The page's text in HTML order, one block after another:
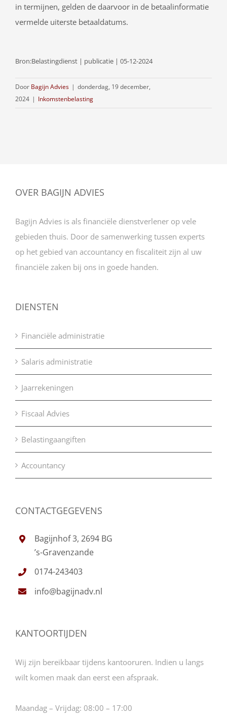
in termijnen, gelden de daarvoor in de betaalinformatie
vermelde uiterste betaaldatums.
Bron:Belastingdienst | publicatie | 05-12-2024
Door Bagijn Advies | donderdag, 19 december,
2024 | Inkomstenbelasting
OVER BAGIJN ADVIES
Bagijn Advies is als financiële dienstverlener op vele
gebieden thuis. Door de samenwerking tussen experts
op het gebied van accountancy en fiscaliteit zijn al uw
financiële zaken bij ons in goede handen.
DIENSTEN
Financiële administratie
Salaris administratie
Jaarrekeningen
Fiscaal Advies
Belastingaangiften
Accountancy
CONTACTGEGEVENS
Bagijnhof 3, 2694 BG
’s-Gravenzande
0174-243403
info@bagijnadv.nl
KANTOORTIJDEN
Wij zijn bereikbaar tijdens kantooruren. Indien u langs
wilt komen maak dan eerst een afspraak.
Maandag – Vrijdag: 08:00 – 17:00